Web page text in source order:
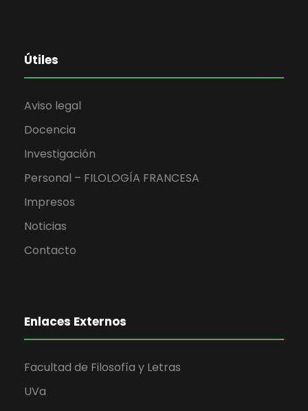
Útiles
Aviso legal
Docencia
Investigación
Personal – FILOLOGÍA FRANCESA
Impresos
Noticias
Contacto
Enlaces Externos
Facultad de Filosofía y Letras
UVa